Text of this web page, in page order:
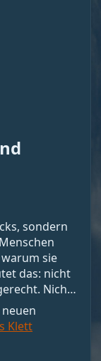
sondern
sie
das: nicht
Nicht
unter
loben,
dürfen."
Klett